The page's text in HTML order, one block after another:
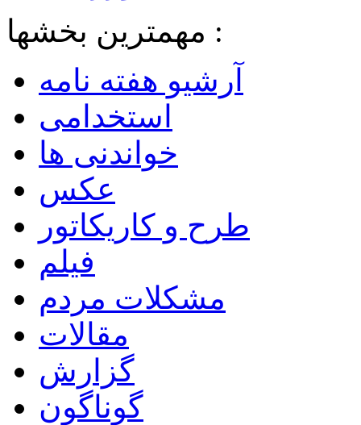
مهمترین بخشها :
آرشیو هفته نامه
استخدامی
خواندنی ها
عکس
طرح و کاریکاتور
فیلم
مشکلات مردم
مقالات
گزارش
گوناگون